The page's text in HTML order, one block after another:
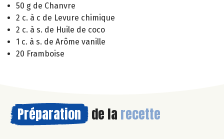
50 g de Chanvre
2 c. à c de Levure chimique
2 c. à s. de Huile de coco
1 c. à s. de Arôme vanille
20 Framboise
Préparation de la recette